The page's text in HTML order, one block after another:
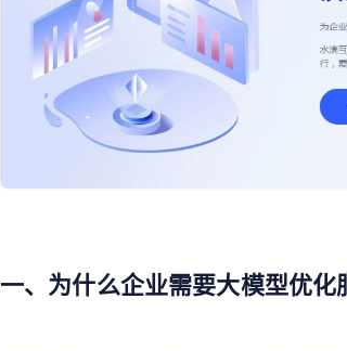
一、为什么企业需要大模型优化